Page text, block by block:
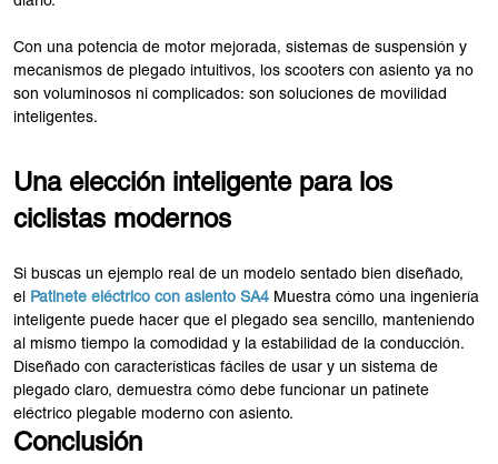
Con una potencia de motor mejorada, sistemas de suspensión y
mecanismos de plegado intuitivos, los scooters con asiento ya no
son voluminosos ni complicados: son soluciones de movilidad
inteligentes.
Una elección inteligente para los
ciclistas modernos
Si buscas un ejemplo real de un modelo sentado bien diseñado,
el
Patinete eléctrico con asiento SA4 Muestra cómo una ingeniería
inteligente puede hacer que el plegado sea sencillo, manteniendo
al mismo tiempo la comodidad y la estabilidad de la conducción.
Diseñado con características fáciles de usar y un sistema de
plegado claro, demuestra cómo debe funcionar un patinete
eléctrico plegable moderno con asiento.
Conclusión